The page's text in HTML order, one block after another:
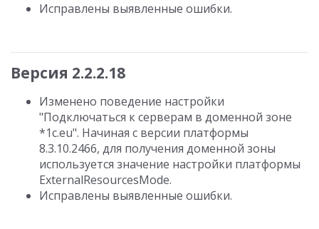
Исправлены выявленные ошибки.
Версия 2.2.2.18
Изменено поведение настройки
"Подключаться к серверам в доменной зоне
*1c.eu". Начиная с версии платформы
8.3.10.2466, для получения доменной зоны
используется значение настройки платформы
ExternalResourcesMode.
Исправлены выявленные ошибки.